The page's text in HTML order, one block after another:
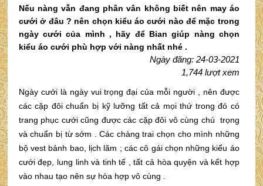
Nếu nàng vẫn đang phân vân không biết nên may áo
cưới ở đâu ? nên chọn kiểu áo cưới nào để mặc trong
ngày cưới của mình , hãy để Bian giúp nàng chọn
kiểu áo cưới phù hợp với nàng nhất nhé .
Ngày đăng: 24-03-2021
1,744 lượt xem
Ngày cưới là ngày vui trọng đại của mỗi người , nên được
các cặp đôi chuẩn bị kỹ lưỡng tất cả mọi thứ trong đó có
trang phục cưới cũng được các cặp đôi vô cùng chú trọng
và chuẩn bị từ sớm . Các chàng trai chọn cho mình những
bộ vest bảnh bao, lịch lãm ; các cô gái chọn những kiểu áo
cưới đẹp, lung linh và tinh tế , tất cả hòa quyện và kết hợp
vào nhau tạo nên sự hòa hợp vô cùng .